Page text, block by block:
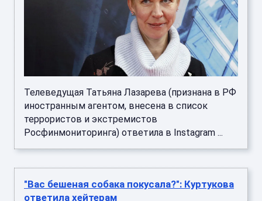
Телеведущая Татьяна Лазарева (признана в РФ
иностранным агентом, внесена в список
террористов и экстремистов
Росфинмониторинга) ответила в Instagram ...
"Вас бешеная собака покусала?": Куртукова
ответила хейтерам